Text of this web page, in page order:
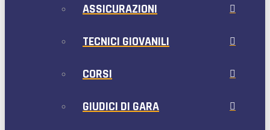
ASSICURAZIONI
TECNICI GIOVANILI
CORSI
GIUDICI DI GARA